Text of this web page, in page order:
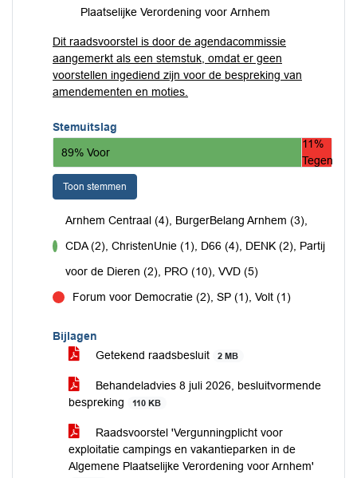
Plaatselijke Verordening voor Arnhem
Dit raadsvoorstel is door de agendacommissie
aangemerkt als een stemstuk, omdat er geen
voorstellen ingediend zijn voor de bespreking van
amendementen en moties.
Stemuitslag
89% Voor
11%
Tegen
Toon stemmen
Arnhem Centraal (4), BurgerBelang Arnhem (3),
CDA (2), ChristenUnie (1), D66 (4), DENK (2), Partij
voor de Dieren (2), PRO (10), VVD (5)
Forum voor Democratie (2), SP (1), Volt (1)
Bijlagen
Getekend raadsbesluit
2 MB
Behandeladvies 8 juli 2026, besluitvormende
bespreking
110 KB
Raadsvoorstel 'Vergunningplicht voor
exploitatie campings en vakantieparken in de
Algemene Plaatselijke Verordening voor Arnhem'